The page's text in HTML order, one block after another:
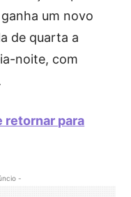
um novo
de quarta a
noite, com
retornar para
-